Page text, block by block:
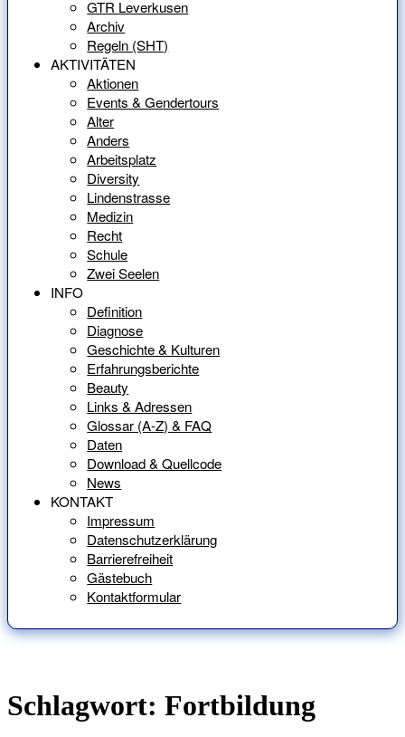
GTR Leverkusen
Archiv
Regeln (SHT)
AKTIVITÄTEN
Aktionen
Events & Gendertours
Alter
Anders
Arbeitsplatz
Diversity
Lindenstrasse
Medizin
Recht
Schule
Zwei Seelen
INFO
Definition
Diagnose
Geschichte & Kulturen
Erfahrungsberichte
Beauty
Links & Adressen
Glossar (A-Z) & FAQ
Daten
Download & Quellcode
News
KONTAKT
Impressum
Datenschutzerklärung
Barrierefreiheit
Gästebuch
Kontaktformular
Schlagwort: Fortbildung